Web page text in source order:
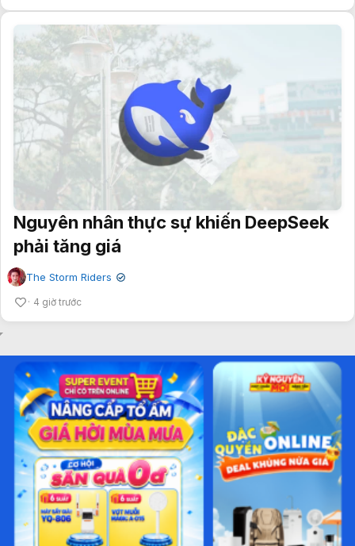
Nguyên nhân thực sự khiến DeepSeek
phải tăng giá
The Storm Riders ✔
4 giờ trước